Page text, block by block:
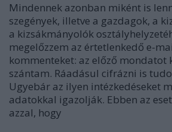
Mindennek azonban miként is
szegények, illetve a gazdagok, a
a kizsákmányolók
megelőzzem az értetlenkedő e-
kommenteket: az előző mondatot
szántam. Ráadásul cifrázni is
Ugyebár az ilyen intézkedéseket
adatokkal igazolják. Ebben az
azzal, hogy